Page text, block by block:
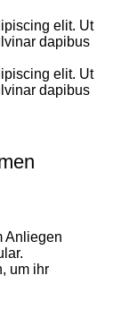
elit. Ut
dapibus
elit. Ut
dapibus
Anliegen
um ihr